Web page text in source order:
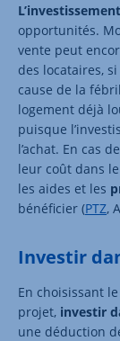
opportunités.
vente peut
des locataires,
cause de la
logement déjà
puisque
l’achat. En cas
leur coût dans
les aides et les
bénéficier (PTZ,
Investir
En choisissant
projet, investir
une déduction